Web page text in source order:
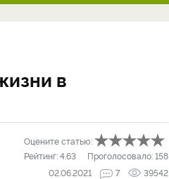
в
Оцените статью:
Рейтинг:4.63 Проголосовало:158
02.06.2021
7 39542